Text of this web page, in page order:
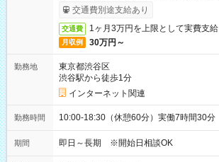
受取りサービス利用可（利用条件有）
交通費別途支給あり
交通費 1ヶ月3万円を上限として実費支給
月収例 30万円～
勤務地
東京都渋谷区
渋谷駅から徒歩1分
インターネット関連
勤務時間 10:00-18:30（休憩60分）実働7時間30分
期間 即日～長期 ※開始日相談OK